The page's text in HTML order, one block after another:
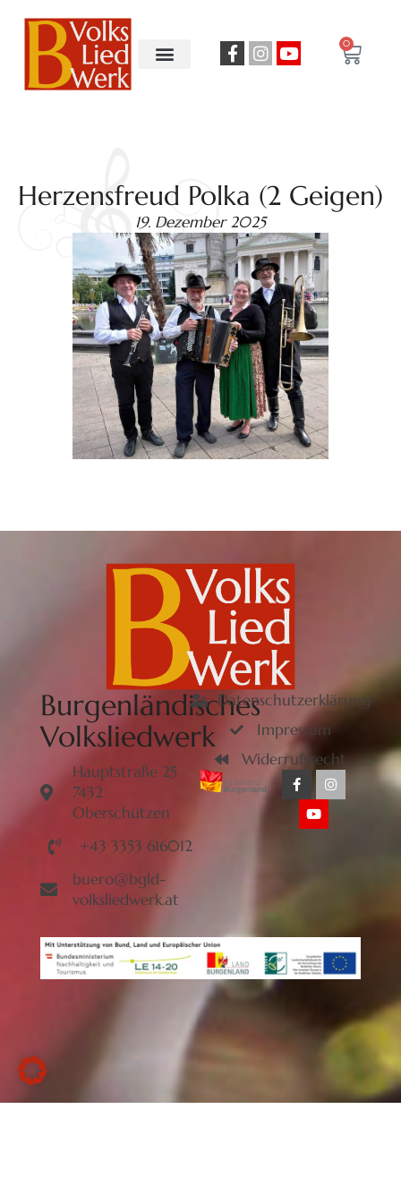
0
Herzensfreud Polka (2 Geigen)
19. Dezember 2025
Burgenländisches
Volksliedwerk
Hauptstraße 25
7432
Oberschützen
+43 3353 616012
buero@bgld-
volksliedwerk.at
Datenschutzerklärung
Impressum
Widerrufsrecht